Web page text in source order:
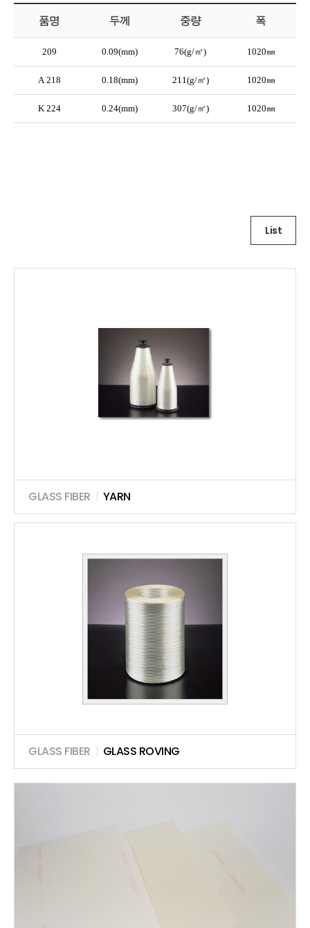
품명 두께 중량 폭
List
GLASS FIBER | YARN
GLASS FIBER | GLASS ROVING